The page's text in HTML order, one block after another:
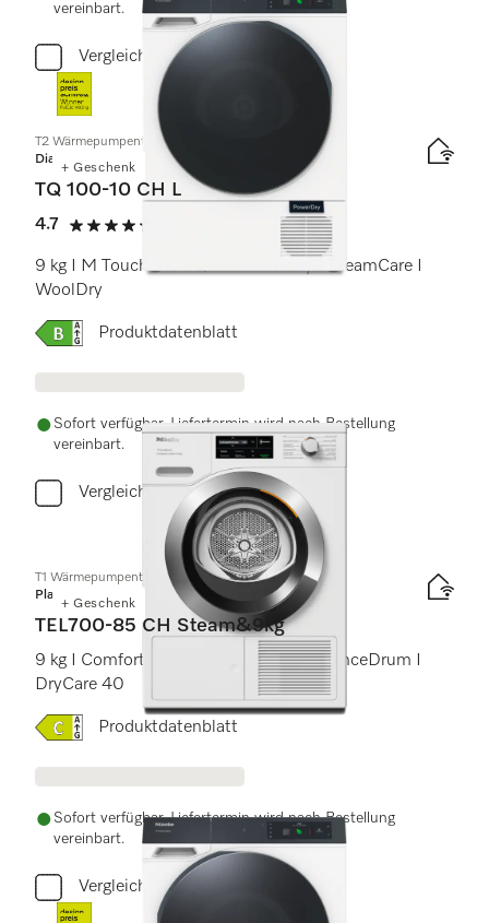
vereinbart.
Vergleichen
+ Geschenk
T2 Wärmepumpentrockner
Diamond
TQ 100-10 CH L
4.7
4.7 von 5 Sternen
(3 Bewertungen)
9 kg I M Touch Pro I QuickPowerDry I SteamCare I
WoolDry
Onlinelabel Image, Energielabel
Produktdatenblatt
Sofort verfügbar. Liefertermin wird nach Bestellung
vereinbart.
Vergleichen
+ Geschenk
T1 Wärmepumpentrockner:
Platinum
TEL700-85 CH Steam&9kg
9 kg I ComfortSensor I SteamCare I SilenceDrum I
DryCare 40
Onlinelabel Image, Energielabel
Produktdatenblatt
Sofort verfügbar. Liefertermin wird nach Bestellung
vereinbart.
Vergleichen